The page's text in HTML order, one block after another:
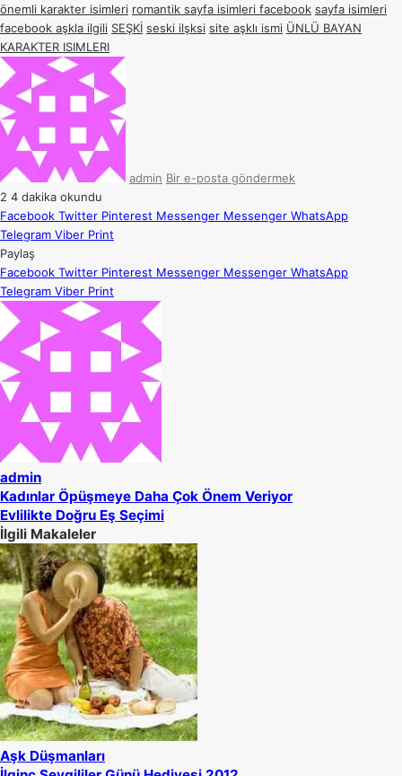
önemli karakter isimleri romantik sayfa isimleri facebook sayfa isimleri
facebook aşkla ilgili SEŞKİ seski ilşksi site aşklı ismi ÜNLÜ BAYAN
KARAKTER ISIMLERI
admin Bir e-posta göndermek
2 4 dakika okundu
Facebook Twitter Pinterest Messenger Messenger WhatsApp
Telegram Viber Print
Paylaş
Facebook Twitter Pinterest Messenger Messenger WhatsApp
Telegram Viber Print
admin
Kadınlar Öpüşmeye Daha Çok Önem Veriyor
Evlilikte Doğru Eş Seçimi
İlgili Makaleler
Aşk Düşmanları